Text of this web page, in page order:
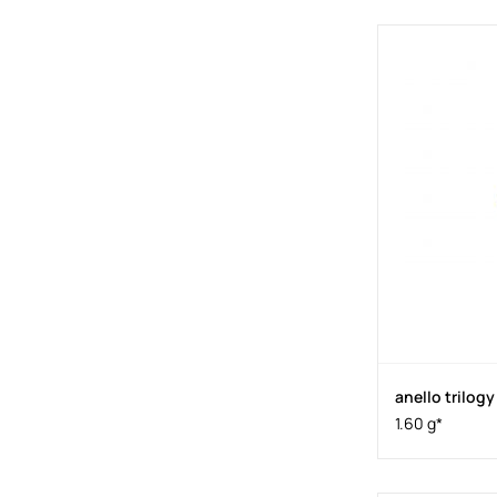
anello trilogy
1.60 g*